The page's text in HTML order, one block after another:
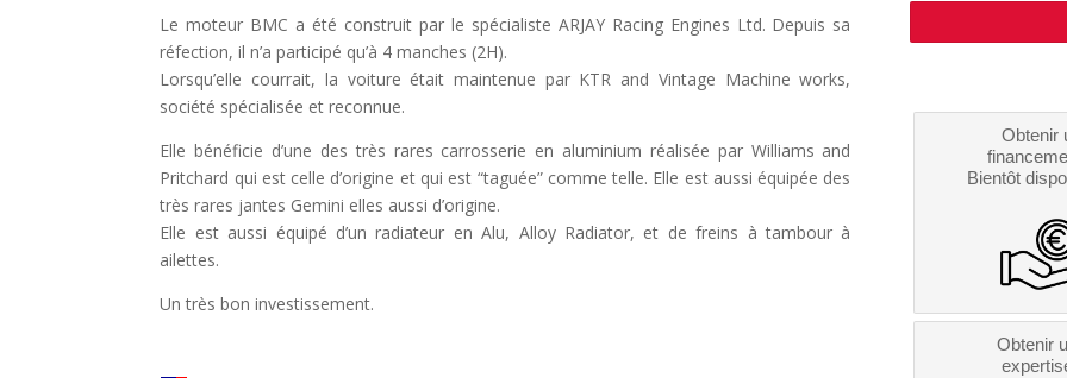
Le moteur BMC a été construit par le spécialiste ARJAY Racing Engines Ltd. Depuis sa
réfection, il n’a participé qu’à 4 manches (2H).
Lorsqu’elle courrait, la voiture était maintenue par KTR and Vintage Machine works,
société spécialisée et reconnue.
Elle bénéficie d’une des très rares carrosserie en aluminium réalisée par Williams and
Pritchard qui est celle d’origine et qui est “taguée” comme telle. Elle est aussi équipée des
très rares jantes Gemini elles aussi d’origine.
Elle est aussi équipé d’un radiateur en Alu, Alloy Radiator, et de freins à tambour à
ailettes.
Un très bon investissement.
Obtenir
Bientôt
Obtenir